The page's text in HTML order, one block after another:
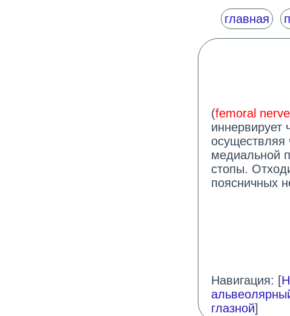
главная
(femoral nerve
иннервирует
осуществляя
медиальной
стопы.
поясничных
Навигация: [Н
глазной]